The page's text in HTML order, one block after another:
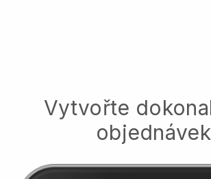
Vytvořte
objednávek